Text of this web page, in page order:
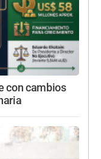
con cambios